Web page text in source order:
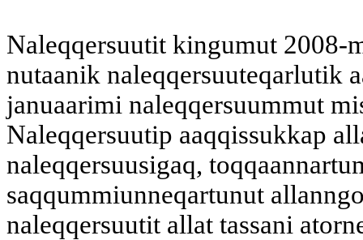
Naleqqersuutit kingumut 2008-
nutaanik naleqqersuuteqarlutik
januaarimi naleqqersuummut
Naleqqersuutip aaqqissukkap
naleqqersuusigaq,
saqqummiunneqartunut
naleqqersuutit allat tassani